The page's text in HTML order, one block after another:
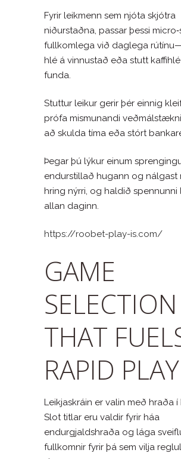
Fyrir leikmenn sem njóta skjótra
niðurstaðna, passar þessi
fullkomlega við daglega
hlé á vinnustað eða stutt
funda.
Stuttur leikur gerir þér einnig
prófa mismunandi
að skulda tíma eða stórt
Þegar þú lýkur einum
endurstillað hugann og
hring nýrri, og haldið spennunni
allan daginn.
https://roobet-play-is.com/
GAME
SELECTION
THAT
RAPID PLAY
Leikjaskráin er valin með hraða í
Slot titlar eru valdir fyrir háa
endurgjaldshraða og lága
fullkomnir fyrir þá sem vilja